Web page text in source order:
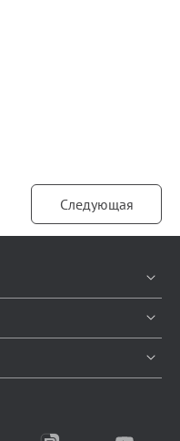
Следующая